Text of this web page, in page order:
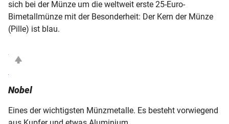
sich bei der Münze um die weltweit erste 25-Euro-
Bimetallmünze mit der Besonderheit: Der Kern der Münze
(Pille) ist blau.
Nobel
Eines der wichtigsten Münzmetalle. Es besteht vorwiegend